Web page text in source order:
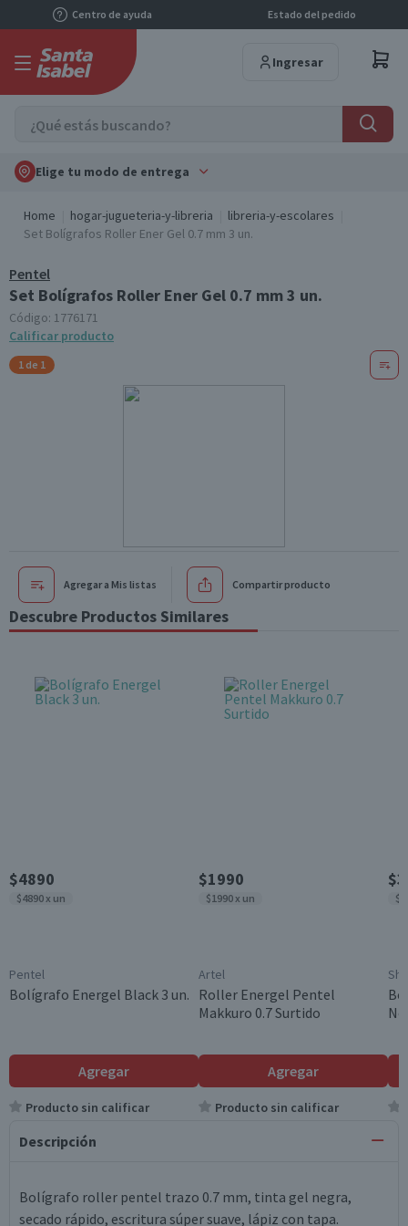
Centro de ayuda Estado del pedido
Ingresar
Elige tu modo de entrega
Home hogar-jugueteria-y-libreria
libreria-y-escolares
Set Bolígrafos Roller Ener Gel 0.7 mm 3 un.
Pentel
Set Bolígrafos Roller Ener Gel 0.7 mm 3 un.
Código: 1776171
Calificar producto
1 de 1
Agregar a Mis listas Compartir producto
Descubre Productos Similares
$4890
$4890 x un
Pentel
Bolígrafo Energel Black 3 un.
Agregar
Producto sin calificar
$1990
$1990 x un
Artel
Roller Energel Pentel
Makkuro 0.7 Surtido
Agregar
Producto sin calificar
Descripción
Bolígrafo roller pentel trazo 0.7 mm, tinta gel negra,
secado rápido, escritura súper suave, lápiz con tapa.